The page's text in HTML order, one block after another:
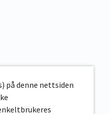
på denne nettsiden